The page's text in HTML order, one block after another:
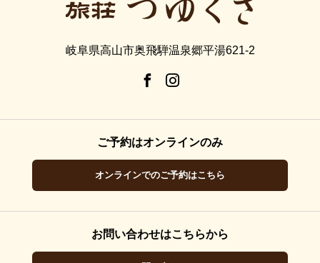
岐阜県高山市奥飛騨温泉郷平湯621-2
ご予約はオンラインのみ
オンラインでのご予約はこちら
お問い合わせはこちらから